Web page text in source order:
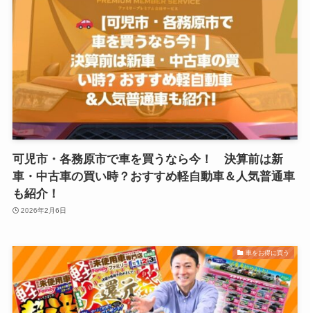
可児市・各務原市で車を買うなら今！ 決算前は新
車・中古車の買い時？おすすめ軽自動車＆人気普通車
も紹介！
2026年2月6日
車をお得に買う